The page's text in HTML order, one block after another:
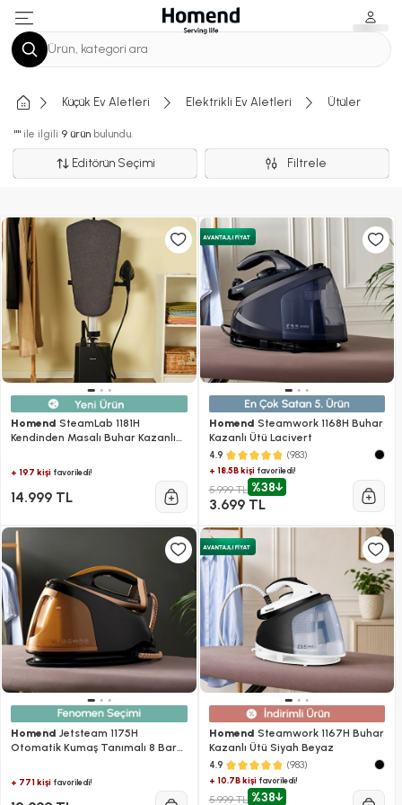
Ürün, kategori ara
Küçük Ev Aletleri Elektrikli Ev Aletleri Ütüler
"" ile ilgili 9 ürün bulundu.
Editörün Seçimi Filtrele
Homend SteamLab 1181H
Kendinden Masalı Buhar Kazanlı
+ 197 kişi favoriledi!
14.999 TL
Homend Steamwork 1168H Buhar
Kazanlı Ütü Lacivert
4.9 (983)
+ 18.5B kişifavoriledi!
5.999 TL %38
3.699 TL
Homend Jetsteam 1175H
Otomatik Kumaş Tanımalı 8 Bar
+ 771 kişi favoriledi!
Homend Steamwork 1167H Buhar
Kazanlı Ütü Siyah Beyaz
4.9 (983)
+ 10.7B kişifavoriledi!
5.999 TL %38